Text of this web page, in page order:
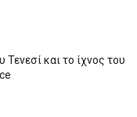
και το ίχνος του